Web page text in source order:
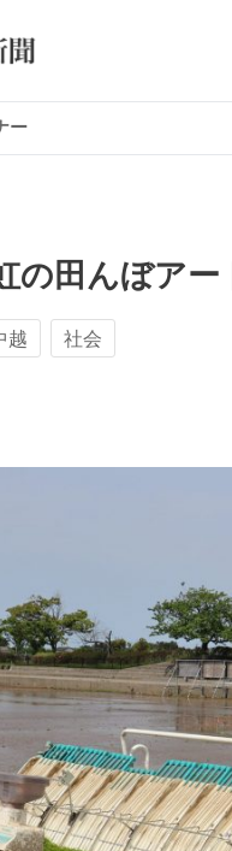
ー
の田んぼア
越 社会